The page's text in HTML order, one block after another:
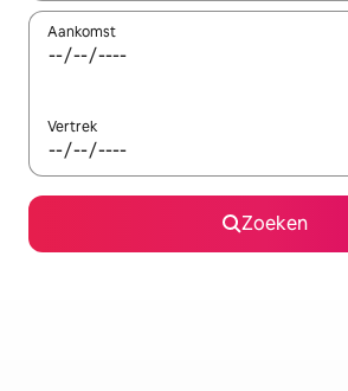
Aankomst
Vertrek
Zoeken